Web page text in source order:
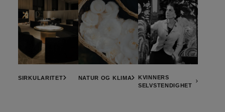
SIRKULARITET NATUR OG KLIMA
KVINNERS
SELVSTENDIGHET